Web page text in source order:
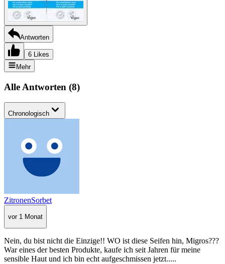
Antworten
6 Likes
Mehr
Alle Antworten (8)
Chronologisch
ZitronenSorbet
vor 1 Monat
Nein, du bist nicht die Einzige!! WO ist diese Seifen hin, Migros???
War eines der besten Produkte, kaufe ich seit Jahren für meine
sensible Haut und ich bin echt aufgeschmissen jetzt.....